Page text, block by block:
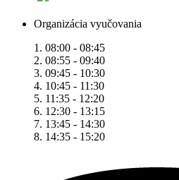
Organizácia vyučovania
1. 08:00 - 08:45
2. 08:55 - 09:40
3. 09:45 - 10:30
4. 10:45 - 11:30
5. 11:35 - 12:20
6. 12:30 - 13:15
7. 13:45 - 14:30
8. 14:35 - 15:20